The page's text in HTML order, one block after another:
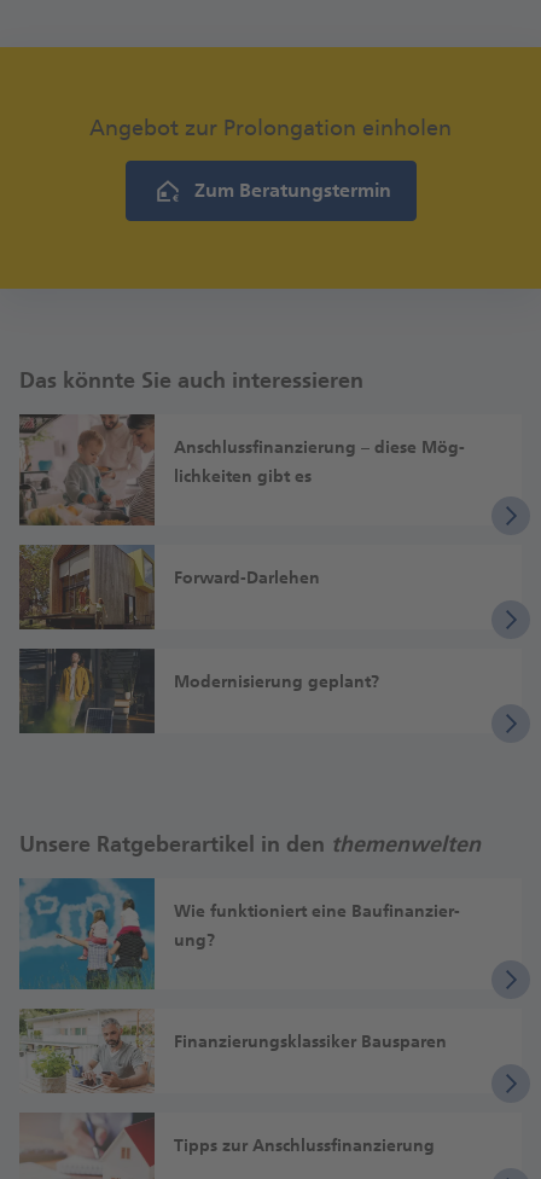
Angebot zur Prolongation einholen
Zum Beratungstermin
Das könnte Sie auch interessieren
Anschluss­finanzierung – diese Mög­
lich­keiten gibt es
Forward-Darlehen
Moder­nisierung geplant?
Unsere Ratgeberartikel in den themenwelten
Wie funktioniert eine Bau­­finan­­zier­
ung?
Finanzierungs­­klassiker Bau­sparen
Tipps zur Anschluss­finanzierung